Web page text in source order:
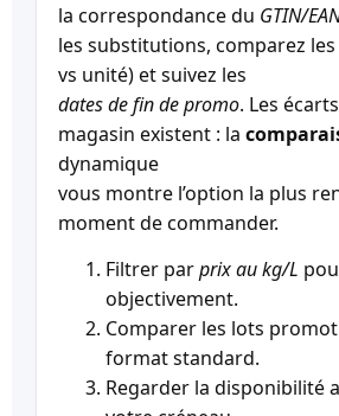
la correspondance du GTIN/
les substitutions, comparez
vs unité) et suivez les
dates de fin de promo. Les
magasin existent : la
dynamique
vous montre l’option la plus
moment de commander.
Filtrer parprix au kg/L
objectivement.
Comparer les lots
format standard.
Regarder la disponibilité